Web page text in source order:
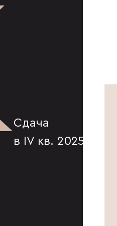
Сдача
в IV кв. 2025